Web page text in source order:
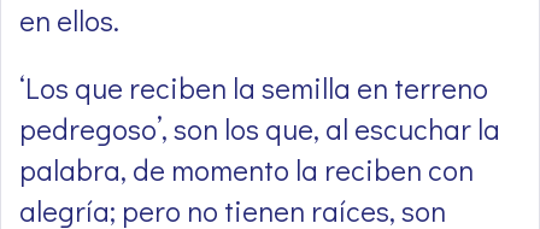
en ellos.
‘Los que reciben la semilla en terreno
pedregoso’, son los que, al escuchar la
palabra, de momento la reciben con
alegría; pero no tienen raíces, son